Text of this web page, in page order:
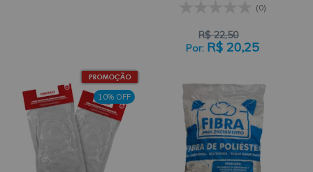
(0)
R$ 22,50
R$ 20,25
10% OFF